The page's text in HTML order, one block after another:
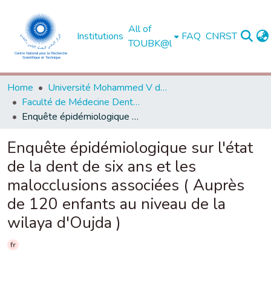
Institutions
All of
TOUBK@l
FAQ CNRST
Home
Université Mohammed V de Rabat
Faculté de Médecine Dentaire - Rabat
Enquête épidémiologique sur l'état de la dent de six ans et les malocclusions associées ( Auprès de 120 enfants au niveau de la wilaya d'Oujda )
Enquête épidémiologique sur l'état
de la dent de six ans et les
malocclusions associées ( Auprès
de 120 enfants au niveau de la
wilaya d'Oujda )
fr